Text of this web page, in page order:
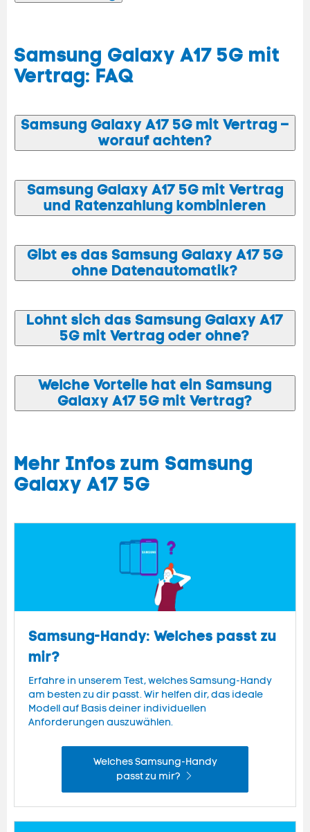
Samsung Galaxy A17 5G mit
Vertrag: FAQ
Samsung Galaxy A17 5G mit Vertrag –
worauf achten?
Samsung Galaxy A17 5G mit Vertrag
und Ratenzahlung kombinieren
Gibt es das Samsung Galaxy A17 5G
ohne Datenautomatik?
Lohnt sich das Samsung Galaxy A17
5G mit Vertrag oder ohne?
Welche Vorteile hat ein Samsung
Galaxy A17 5G mit Vertrag?
Mehr Infos zum Samsung
Galaxy A17 5G
Samsung-Handy: Welches passt zu
mir?
Erfahre in unserem Test, welches Samsung-Handy
am besten zu dir passt. Wir helfen dir, das ideale
Modell auf Basis deiner individuellen
Anforderungen auszuwählen.
Welches Samsung-Handy
passt zu mir?